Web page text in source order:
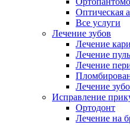
Оптическая
Все услуги
Лечение зубов
Лечение
Лечение
Лечение
Лечение
Исправление
Ортодонт
Лечение на